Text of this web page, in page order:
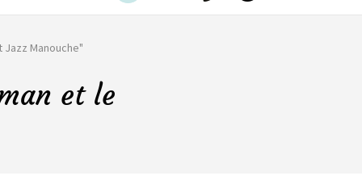
Manouche"
et le